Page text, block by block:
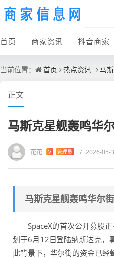
首页 商家资讯 抖音商家
当前位置： 首页 热点资讯 马
正文
马斯克星舰轰鸣华
花花 V 管理员 / 2026-05-
马斯克星舰轰鸣华尔
SpaceX的首次公开募股正
划于6月12日登陆纳斯达克，
此背景下，华尔街的资金已经